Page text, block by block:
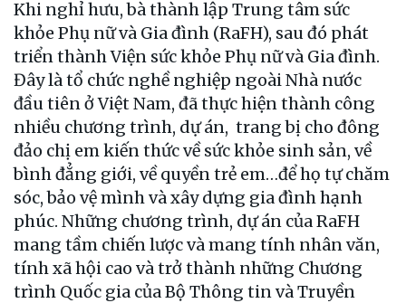
Khi nghỉ hưu, bà thành lập Trung tâm sức
khỏe Phụ nữ và Gia đình (RaFH), sau đó phát
triển thành Viện sức khỏe Phụ nữ và Gia đình.
Đây là tổ chức nghề nghiệp ngoài Nhà nước
đầu tiên ở Việt Nam, đã thực hiện thành công
nhiều chương trình, dự án, trang bị cho đông
đảo chị em kiến thức về sức khỏe sinh sản, về
bình đẳng giới, về quyền trẻ em…để họ tự chăm
sóc, bảo vệ mình và xây dựng gia đình hạnh
phúc. Những chương trình, dự án của RaFH
mang tầm chiến lược và mang tính nhân văn,
tính xã hội cao và trở thành những Chương
trình Quốc gia của Bộ Thông tin và Truyền